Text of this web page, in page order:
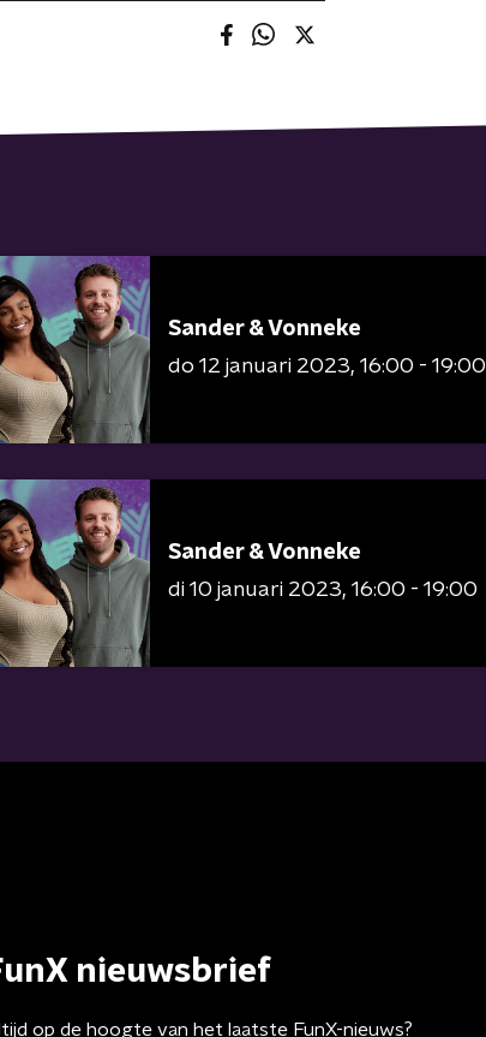
Sander & Vonneke
do 12 januari 2023 16:00 - 19:00
Sander & Vonneke
di 10 januari 2023 16:00 - 19:00
nieuwsbrief
op de hoogte van het laatste FunX-nieuws?